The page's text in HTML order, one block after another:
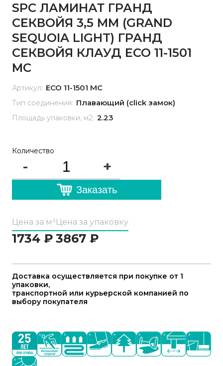
SPC ЛАМИНАТ ГРАНД
СЕКВОЙЯ 3,5 ММ (GRAND
SEQUOIA LIGHT) ГРАНД
СЕКВОЙЯ КЛАУД ЕСО 11-1501
MC
Артикул: ЕСО 11-1501 MC
Тип соединения: Плавающий (click замок)
Площадь упаковки, м2: 2.23
Количество
- +
Заказать
Цена за м²
1734 ₽
Цена за упаковку
3867 ₽
Доставка осуществляется при покупке от 1
упаковки,
транспортной или курьерской компанией по
выбору покупателя